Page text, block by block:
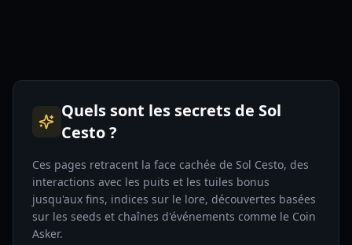
Quels sont les secrets de Sol
Cesto ?
Ces pages retracent la face cachée de Sol Cesto, des
interactions avec les puits et les tuiles bonus
jusqu'aux fins, indices sur le lore, découvertes basées
sur les seeds et chaînes d'événements comme le Coin
Asker.